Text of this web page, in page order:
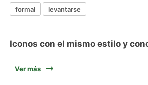
formal
levantarse
Iconos con el mismo estilo y
Ver más